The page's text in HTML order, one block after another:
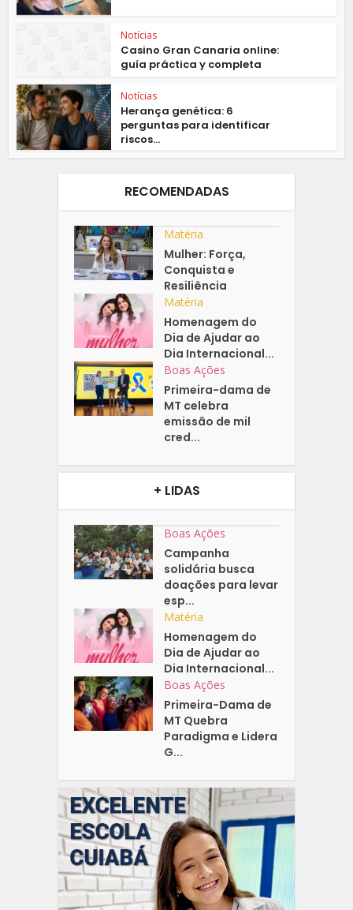
Notícias
Casino Gran Canaria online:
guía práctica y completa
Notícias
Herança genética: 6
perguntas para identificar
riscos...
RECOMENDADAS
Matéria
Mulher: Força,
Conquista e
Resiliência
Matéria
Homenagem do
Dia de Ajudar ao
Dia Internacional...
Boas Ações
Primeira-dama de
MT celebra
emissão de mil
cred...
+ LIDAS
Boas Ações
Campanha
solidária busca
doações para levar
esp...
Matéria
Homenagem do
Dia de Ajudar ao
Dia Internacional...
Boas Ações
Primeira-Dama de
MT Quebra
Paradigma e Lidera
G...